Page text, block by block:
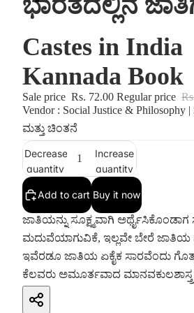
ಭಾರತದಲ್ಲಿನ
Castes in India
Kannada Book
Sale price Rs. 72.00 Regular price
Vendor : Social Justice &
ಮತ್ತು ಚಿಂತನೆ
Decrease
quantity
Increase
quantity
Add to cart Buy it now
ಜಾತಿಯನ್ನು ಸೂಕ್ಷ್ಮವಾಗಿ ಅರ್ಥೈಸಿಕೊಂಡಾಗ
ಮದುವೆಯಾಗುವಿಕೆ, ಇಲ್ಲವೇ ಬೇರೆ
ಇವೆರಡೂ ಜಾತಿಯ ಏಕೈಕ ಸಾರವೆಂದು
ಕೆಲವರು ಅಮೂರ್ತವಾದ
ಇದನ್ನು ಒಪ್ಪದಿರಬಹುದು.
ಹುಟ್ಟಲು ಅವಕಾಶ ಕೊಡದಂತಹ